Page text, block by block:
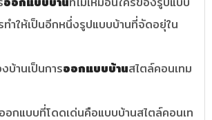
ทำให้เป็นอีกหนึ่งรูปแบบบ้านที่จัดอยุ่ใน
บ้านเป็นการออกแบบบ้านสไตล์คอนเทม
อกแบบที่โดดเด่นคือแบบบ้านสไตล์คอนเท